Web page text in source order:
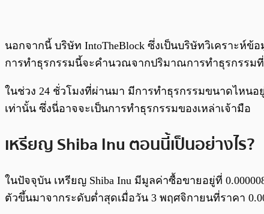
นอกจากนี้ บริษัท IntoTheBlock ซึ่งเป็นบริษัทวิเคราะห์ข้
การทำธุรกรรมนี้จะคำนวณจากปริมาณการทำธุรกรรมที่
ในช่วง 24 ชั่วโมงที่ผ่านมา มีการทำธุรกรรมขนาดไหน
เท่านั้น ซึ่งนี่อาจจะเป็นการทำธุรกรรมของเหล่าเจ้ามือ
เหรียญ Shiba Inu ตอนนี้เป็นอย่างไร?
ในปัจจุบัน เหรียญ Shiba Inu มีมูลค่าซื้อขายอยู่ที่
ตัวขึ้นมาจากระดับต่ำสุดเมื่อวัน 3 พฤศจิกายนที่ราคา